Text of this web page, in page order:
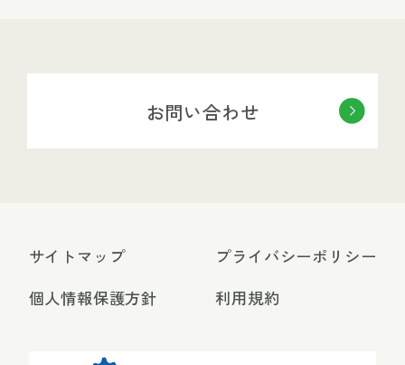
お問い合わせ
サイトマップ
個人情報保護方針
プライバシーポリシー
利用規約